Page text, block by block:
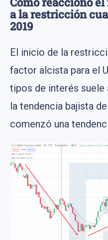
a la restricción
2019
El inicio de la
factor alcista para el
tipos de interés suele
la tendencia bajista
comenzó una